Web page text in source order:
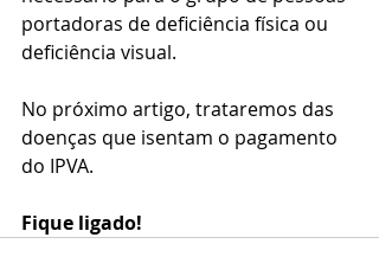
portadoras de deficiência física ou
deficiência visual.
No próximo artigo, trataremos das
doenças que isentam o pagamento
do IPVA.
Fique ligado!